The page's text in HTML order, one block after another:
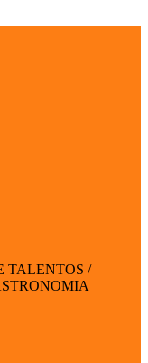
TALENTOS /